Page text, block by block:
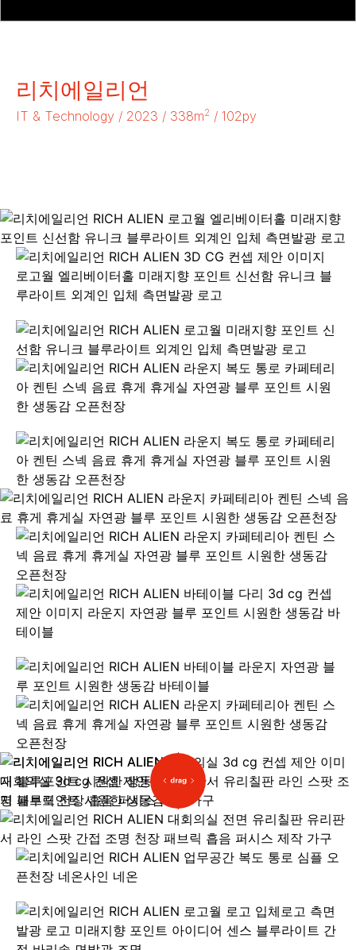
리치에일리언
IT & Technology / 2023 / 338m2 / 102py